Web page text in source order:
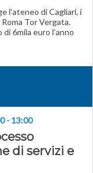
l’ateneo di Cagliari, i
Tor Vergata.
6mila euro l’anno
- 13:00
di servizi e